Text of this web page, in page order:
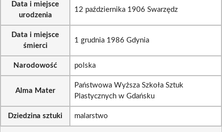
Data i miejsce
urodzenia
12 października 1906 Swarzędz
Data i miejsce
śmierci
1 grudnia 1986 Gdynia
Narodowość polska
Alma Mater
Państwowa Wyższa Szkoła Sztuk
Plastycznych w Gdańsku
Dziedzina sztuki malarstwo